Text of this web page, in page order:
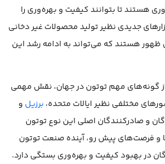
هستند تا بتوانند کیفیت و بهره‌وری را
جدیدی نظیر تولید محصولات غیر دخانی
ظهور هستند که می‌تواند به ادامه رشد این
از گونه‌های مهم توتون در جهان، نقش مهمی
مختلفی نظیر ایالات متحده، برزیل و
و صادرکنندگان اصلی این نوع توتون
و فرصت‌های پیش رو، آینده صنعت توتون
در بهبود کیفیت و بهره‌وری بستگی دارد.